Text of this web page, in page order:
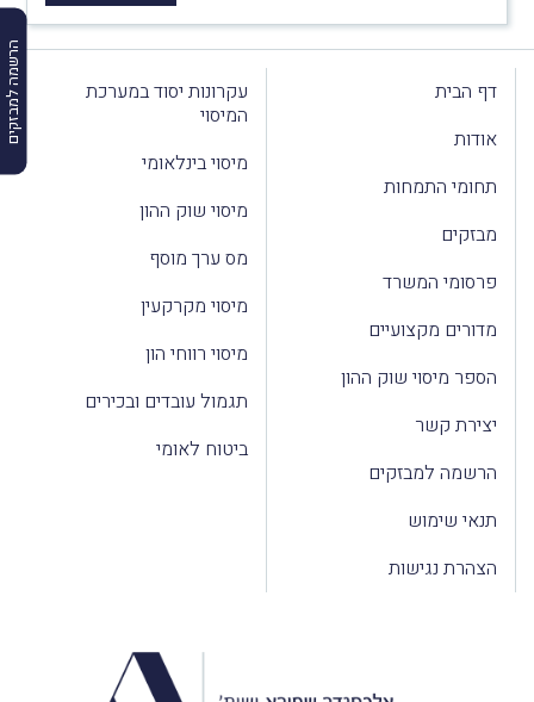
הרשמה למבזקים
דף הבית
אודות
תחומי התמחות
מבזקים
פרסומי המשרד
מדורים מקצועיים
הספר מיסוי שוק ההון
יצירת קשר
הרשמה למבזקים
תנאי שימוש
הצהרת נגישות
עקרונות יסוד במערכת
המיסוי
מיסוי בינלאומי
מיסוי שוק ההון
מס ערך מוסף
מיסוי מקרקעין
מיסוי רווחי הון
תגמול עובדים ובכירים
ביטוח לאומי